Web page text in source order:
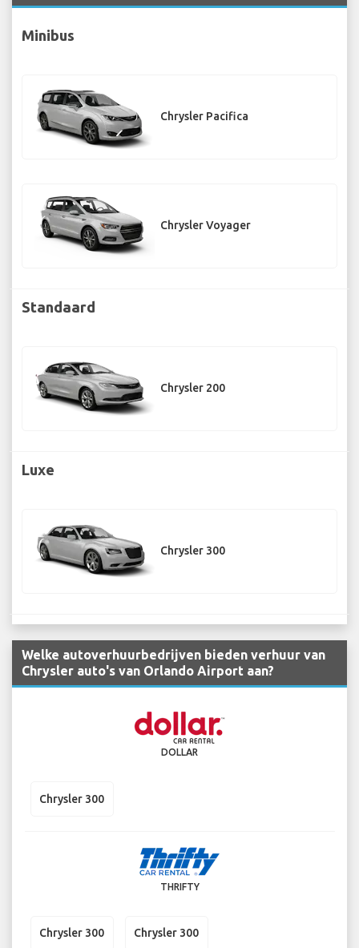
Minibus
Chrysler Pacifica
Chrysler Voyager
Standaard
Chrysler 200
Luxe
Chrysler 300
Welke autoverhuurbedrijven bieden verhuur van
Chrysler auto's van Orlando Airport aan?
DOLLAR
Chrysler 300
THRIFTY
Chrysler 300 Chrysler 300